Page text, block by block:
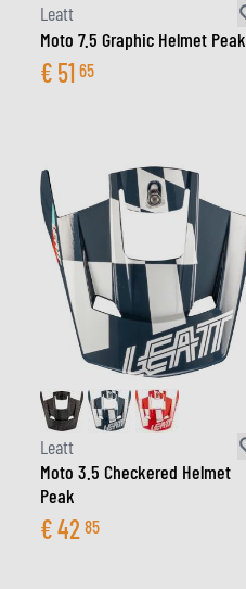
Leatt
Moto 7.5 Graphic Helmet Peak
€ 51 65
Leatt
Moto 3.5 Checkered Helmet
Peak
€42 85